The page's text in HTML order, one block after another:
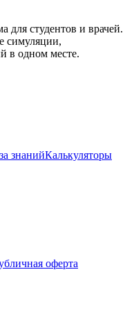
для студентов и врачей.
симуляции,
в одном месте.
знанийКалькуляторы
оферта